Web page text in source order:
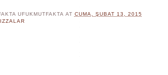
UFUKMUTFAKTA AT CUMA, ŞUBAT 13, 2015